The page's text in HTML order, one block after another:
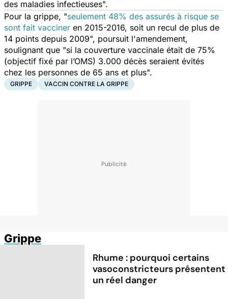
des maladies infectieuses".
Pour la grippe, "seulement 48% des assurés à risque se
sont fait vacciner en 2015-2016, soit un recul de plus de
14 points depuis 2009", poursuit l'amendement,
soulignant que "si la couverture vaccinale était de 75%
(objectif fixé par l’OMS) 3.000 décès seraient évités
chez les personnes de 65 ans et plus".
GRIPPE VACCIN CONTRE LA GRIPPE
Grippe
Rhume : pourquoi certains
vasoconstricteurs présentent
un réel danger